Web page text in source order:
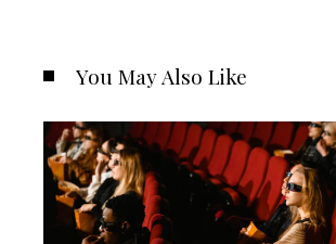
You May Also Like